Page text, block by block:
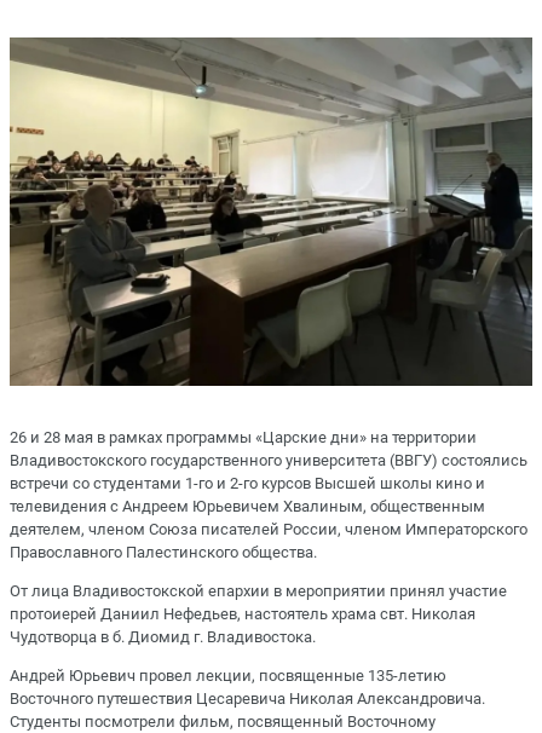
26 и 28 мая в рамках программы «Царские дни» на территории
Владивостокского государственного университета (ВВГУ) состоялись
встречи со студентами 1-го и 2-го курсов Высшей школы кино и
телевидения с Андреем Юрьевичем Хвалиным, общественным
деятелем, членом Союза писателей России, членом Императорского
Православного Палестинского общества.
От лица Владивостокской епархии в мероприятии принял участие
протоиерей Даниил Нефедьев, настоятель храма свт. Николая
Чудотворца в б. Диомид г. Владивостока.
Андрей Юрьевич провел лекции, посвященные 135-летию
Восточного путешествия Цесаревича Николая Александровича.
Студенты посмотрели фильм, посвященный Восточному